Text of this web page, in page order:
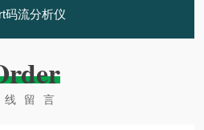
码流分析仪
线留言